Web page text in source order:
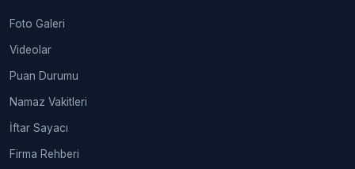
Foto Galeri
Videolar
Puan Durumu
Namaz Vakitleri
İftar Sayacı
Firma Rehberi